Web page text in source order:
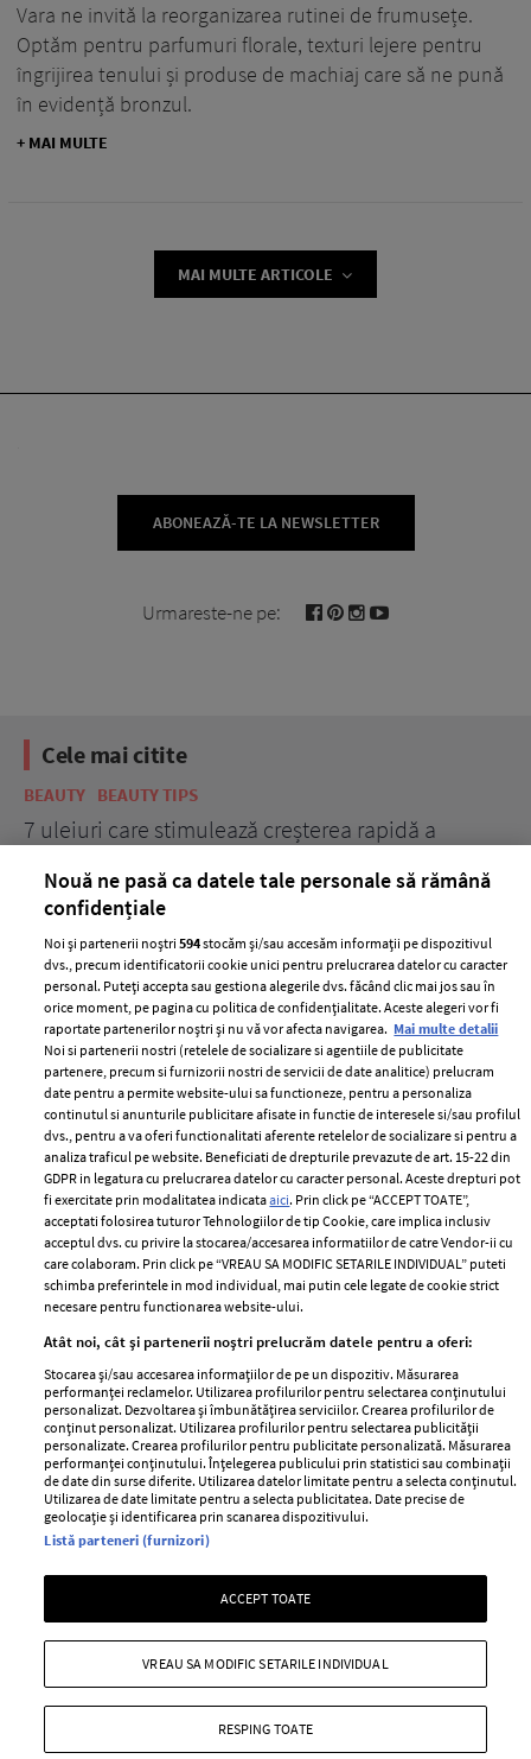
Vara ne invită la reorganizarea rutinei de frumusețe.
Optăm pentru parfumuri florale, texturi lejere pentru
îngrijirea tenului și produse de machiaj care să ne pună
în evidență bronzul.
+ MAI MULTE
MAI MULTE ARTICOLE
ABONEAZĂ-TE LA NEWSLETTER
Urmareste-ne pe:
Cele mai citite
BEAUTY BEAUTY TIPS
7 uleiuri care stimulează creșterea rapidă a
ELLE Style Awards
2024
Despre ELLE
Romania
Contact
Abonamente
Termeni si conditii
Politica de
confidențialitate
Politica de cookies
Publicitate
GSP
Unica
Baby
Retete
femei
Viva
Avantaje
Retete practice
Pariază responsabil! Decizia ONJN nr. 821/25.09.2025.
Jocurile de noroc sunt interzise minorilor.
Copyright © 2026 Ringier Romania SRL
Nouă ne pasă ca datele tale personale să rămână
confidențiale
Noi și partenerii noștri594stocăm și/sau accesăm informații pe dispozitivul
dvs., precum identificatorii cookie unici pentru prelucrarea datelor cu caracter
personal. Puteți accepta sau gestiona alegerile dvs. făcând clic mai jos sau în
orice moment, pe pagina cu politica de confidențialitate. Aceste alegeri vor fi
raportate partenerilor noștri și nu vă vor afecta navigarea. Mai multe detalii
Noi si partenerii nostri (retelele de socializare si agentiile de publicitate
partenere, precum si furnizorii nostri de servicii de date analitice) prelucram
date pentru a permite website-ului sa functioneze, pentru a personaliza
continutul si anunturile publicitare afisate in functie de interesele si/sau profilul
dvs., pentru a va oferi functionalitati aferente retelelor de socializare si pentru a
analiza traficul pe website. Beneficiati de drepturile prevazute de art. 15-22 din
GDPR in legatura cu prelucrarea datelor cu caracter personal. Aceste drepturi pot
fi exercitate prin modalitatea indicataaici. Prin click pe “ACCEPT TOATE”,
acceptati folosirea tuturor Tehnologiilor de tip Cookie, care implica inclusiv
acceptul dvs. cu privire la stocarea/accesarea informatiilor de catre Vendor-ii cu
care colaboram. Prin click pe “VREAU SA MODIFIC SETARILE INDIVIDUAL” puteti
schimba preferintele in mod individual, mai putin cele legate de cookie strict
necesare pentru functionarea website-ului.
Atât noi, cât și partenerii noștri prelucrăm datele pentru a oferi:
Stocarea și/sau accesarea informațiilor de pe un dispozitiv. Măsurarea
performanței reclamelor. Utilizarea profilurilor pentru selectarea conținutului
personalizat. Dezvoltarea și îmbunătățirea serviciilor. Crearea profilurilor de
conținut personalizat. Utilizarea profilurilor pentru selectarea publicității
personalizate. Crearea profilurilor pentru publicitate personalizată. Măsurarea
performanței conținutului. Înțelegerea publicului prin statistici sau combinații
de date din surse diferite. Utilizarea datelor limitate pentru a selecta conținutul.
Utilizarea de date limitate pentru a selecta publicitatea. Date precise de
geolocație și identificarea prin scanarea dispozitivului.
Listă parteneri (furnizori)
ACCEPT TOATE
RESPING TOATE
VREAU SA MODIFIC SETARILE INDIVIDUAL